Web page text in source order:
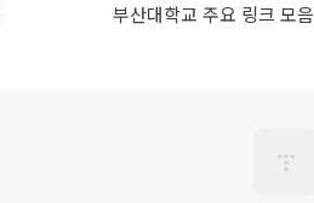
부산대학교 주요 링크 모음